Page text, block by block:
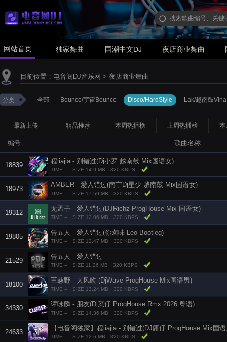
网站首页 独家舞曲 国潮中文DJ 夜店商业舞曲
目前位置： 电音阁DJ音乐网 > 夜店商业舞曲
分类 全部 Bounce/宇宙Bounce Disco/HardStyle Lak/越南鼓
最新上传 精品推荐 本周热播榜 上周热播榜 本
编号 歌曲名称
18839
程jiajia - 别错过(Dj小罗 越南鼓 Mix国语女)
TIME -- SIZE 14.9 MB 320 KBPS
18973
AMBER - 爱人错过(南宁Dj星少 越南鼓 Mix国语女)
TIME -- SIZE 17.59 MB 320 KBPS
19312
无孟子 - 爱人错过(DJRichz ProgHouse Mix 国语女)
TIME -- SIZE 12.06 MB 320 KBPS
19805
告五人 - 爱人错过(你卤味-Leo Bootleg)
TIME -- SIZE 12.47 MB 320 KBPS
21529
告五人 - 爱人错过
TIME -- SIZE 11.26 MB 320 KBPS
18100
王赫野 - 大风吹 (DjWave ProgHouse Mix国语男)
TIME -- SIZE 13.24 MB 320 KBPS
34330
谭咏麟 - 朋友(Dj菜仔 ProgHouse Rmx 2026 粤语)
TIME -- SIZE 14.36 MB 320 KBPS
24633
【电音阁独家】程jiajia - 别错过(DJ庸仔 ProgHouse Mix国
TIME -- SIZE 12.6 MB 320 KBPS